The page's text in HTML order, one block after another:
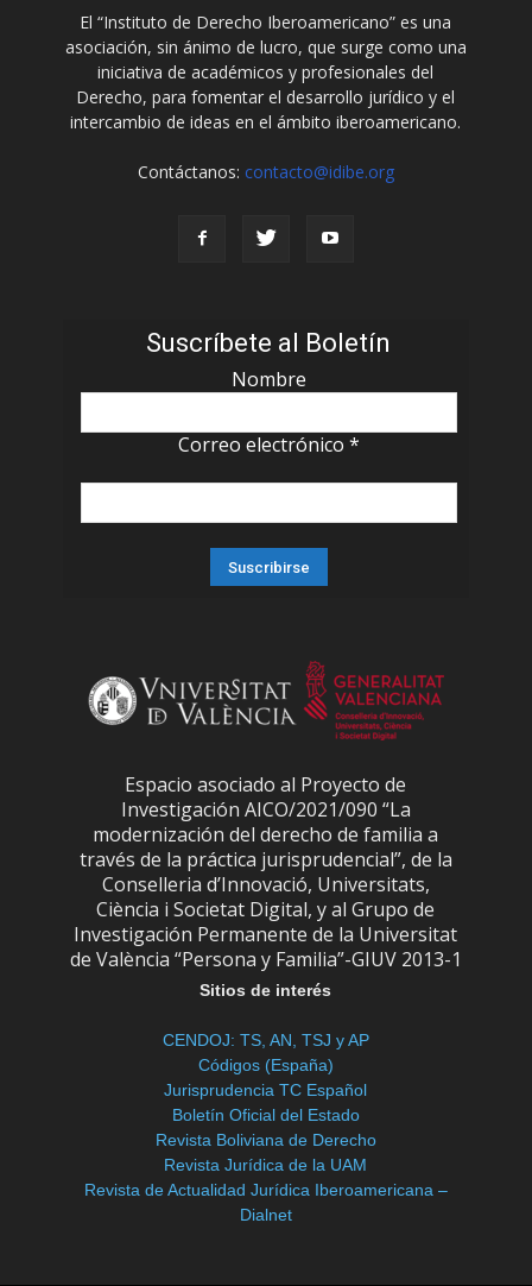
El “Instituto de Derecho Iberoamericano” es una
asociación, sin ánimo de lucro, que surge como una
iniciativa de académicos y profesionales del
Derecho, para fomentar el desarrollo jurídico y el
intercambio de ideas en el ámbito iberoamericano.
Contáctanos: contacto@idibe.org
Suscríbete al Boletín
Nombre
Correo electrónico *
Espacio asociado al Proyecto de
Investigación AICO/2021/090 “La
modernización del derecho de familia a
través de la práctica jurisprudencial”, de la
Conselleria d’Innovació, Universitats,
Ciència i Societat Digital, y al Grupo de
Investigación Permanente de la Universitat
de València “Persona y Familia”-GIUV 2013-1
Sitios de interés
CENDOJ: TS, AN, TSJ y AP
Códigos (España)
Jurisprudencia TC Español
Boletín Oficial del Estado
Revista Boliviana de Derecho
Revista Jurídica de la UAM
Revista de Actualidad Jurídica Iberoamericana –
Dialnet